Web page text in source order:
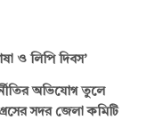
ও লিপি দিবস’
অভিযোগ তুলে
সদর জেলা কমিটি